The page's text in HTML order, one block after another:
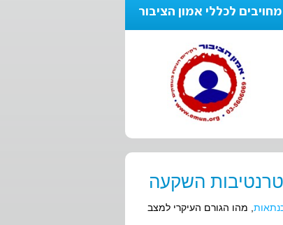
מחויבים לכללי אמון הציבור
השקעה
, מהו הגורם העיקרי למצב